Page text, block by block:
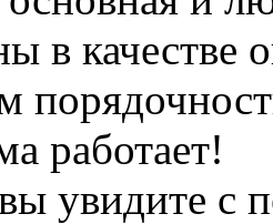
в качестве
работает!
увидите с